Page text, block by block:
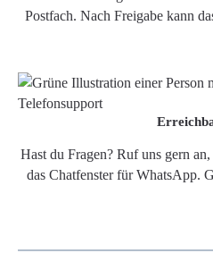
Postfach. Nach Freigabe kann
Hast du Fragen? Ruf uns gern
das Chatfenster für WhatsApp.